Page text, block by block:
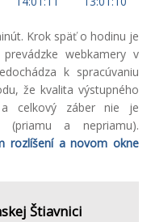
Krok späť o hodinu je
webkamery v
k spracúvaniu
že kvalita výstupného
celkový záber nie je
(priamu a nepriamu).
rozlíšení a novom okne
Štiavnici